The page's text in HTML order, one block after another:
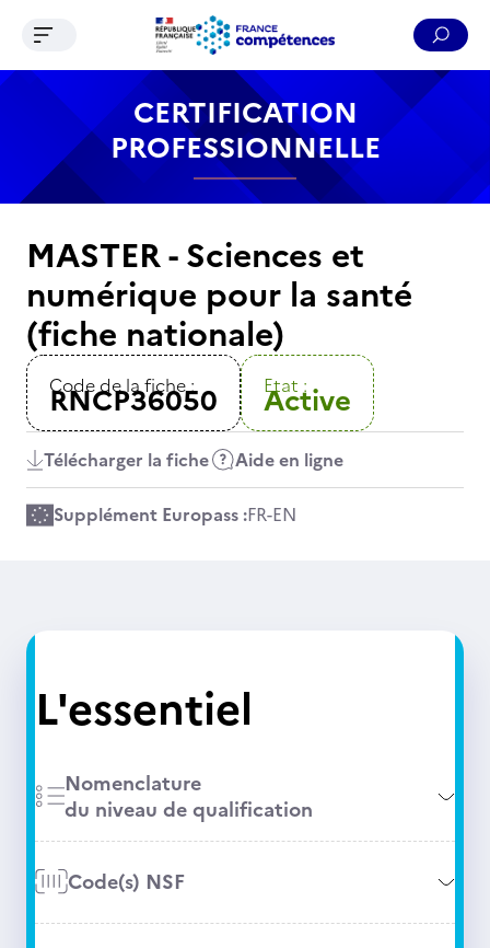
Contenu Recherche Menu Pied de page
Ouvrir le menu de navigation
CERTIFICATION
PROFESSIONNELLE
MASTER - Sciences et
numérique pour la santé
(fiche nationale)
Code de la fiche :
RNCP36050 Etat :
Active
Télécharger la fiche Aide en ligne
Supplément Europass :FR-EN
L'essentiel
Nomenclature
du niveau de qualification
Code(s) NSF